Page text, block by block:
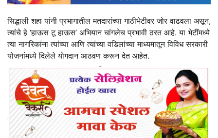
सिद्धाली शहा यांनी प्रभागातील मतदारांच्या गाठीभेटीवर जोर वाढवला असून,
त्यांचे हे ‘हाऊस टू हाऊस’ अभियान चांगलेच प्रभावी ठरत आहे. या भेटींमध्ये
त्या नागरिकांना त्यांच्या आणि त्यांच्या वडिलांच्या माध्यमातून विविध सरकारी
योजनांमध्ये दिलेले योगदान आठवण करून देत आहेत.